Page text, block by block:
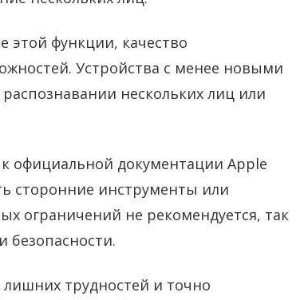
этой функции, качество
Устройства с менее новыми
нескольких лиц или
официальной документации Apple
сторонние инструменты или
ограничений не рекомендуется, так
безопасности.
трудностей и точно